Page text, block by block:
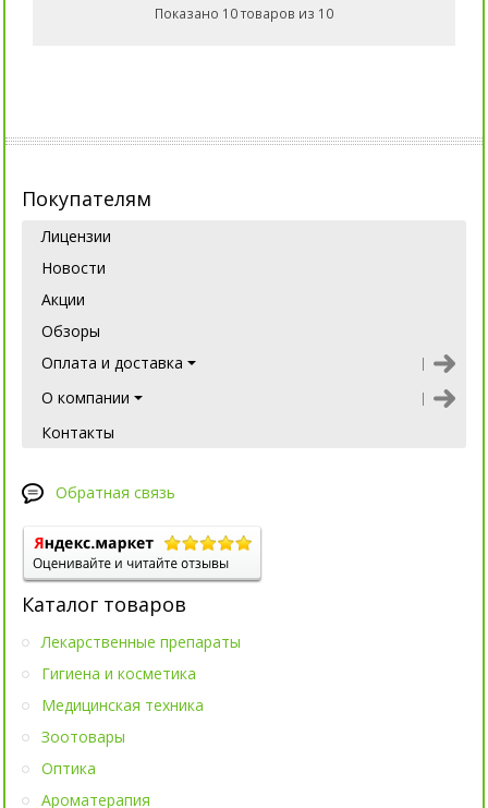
Показано 10 товаров из 10
Покупателям
Лицензии
Новости
Акции
Обзоры
Оплата и доставка
О компании
Контакты
Обратная связь
Каталог товаров
Лекарственные препараты
Гигиена и косметика
Медицинская техника
Зоотовары
Оптика
Ароматерапия